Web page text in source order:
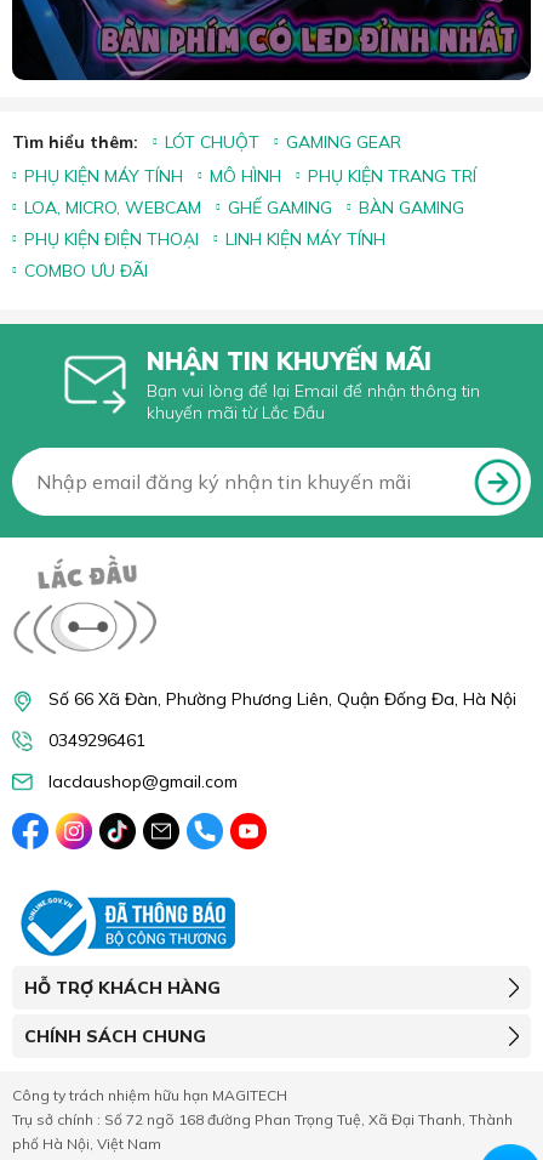
Tìm hiểu thêm: LÓT CHUỘT
GAMING GEAR
PHỤ KIỆN MÁY TÍNH
MÔ HÌNH
PHỤ KIỆN TRANG TRÍ
LOA, MICRO, WEBCAM
GHẾ GAMING
BÀN GAMING
PHỤ KIỆN ĐIỆN THOẠI
LINH KIỆN MÁY TÍNH
COMBO ƯU ĐÃI
NHẬN TIN KHUYẾN MÃI
Bạn vui lòng để lại Email để nhận thông tin
khuyến mãi từ Lắc Đầu
Số 66 Xã Đàn, Phường Phương Liên, Quận Đống Đa, Hà Nội
0349296461
lacdaushop@gmail.com
HỖ TRỢ KHÁCH HÀNG
CHÍNH SÁCH CHUNG
Công ty trách nhiệm hữu hạn MAGITECH
Trụ sở chính : Số 72 ngõ 168 đường Phan Trọng Tuệ, Xã Đại Thanh, Thành
phố Hà Nội, Việt Nam